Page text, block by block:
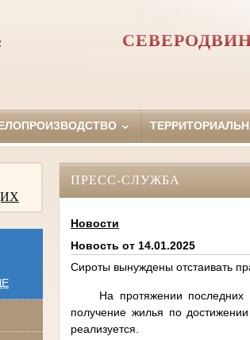
ПРЕСС-СЛУЖБА
Новости
Новость от 14.01.2025
Сироты вынуждены отстаивать
На протяжении
получение жилья по
реализуется.